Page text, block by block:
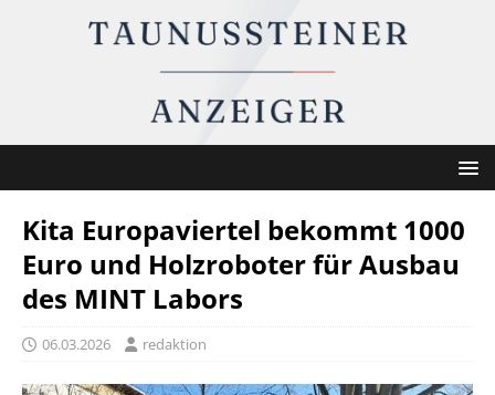
Kita Europaviertel bekommt 1000
Euro und Holzroboter für Ausbau
des MINT Labors
06.03.2026 redaktion